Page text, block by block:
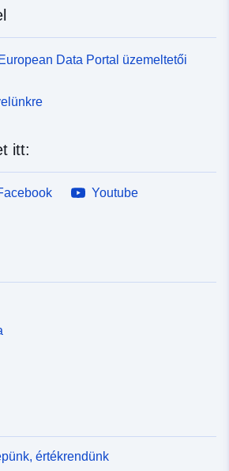
Data Portal üzemeltetői
itt:
Youtube
értékrendünk